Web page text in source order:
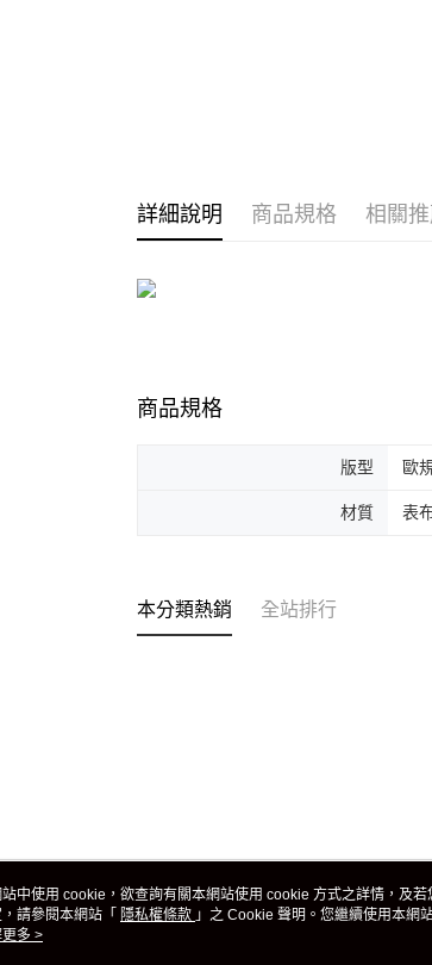
詳細說明 商品規格 相關
商品規格
版型 歐
材質 表
本分類熱銷 全站排行
關於我們
中使用 cookie，欲查詢有關本網站使用 cookie 方式之詳情，及
請參閱本網站「 隱私權條款 」之 Cookie 聲明。您繼續使用本網
cookie。
更多 >